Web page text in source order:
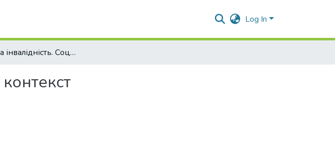
Log In
Дитяча інвалідність. Соціалізаційний контекст